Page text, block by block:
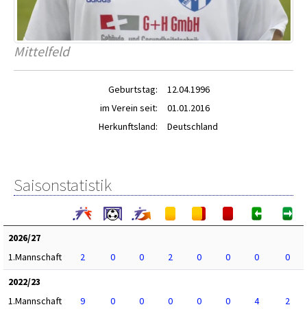
Mittelfeld
Geburtstag:
12.04.1996
im Verein seit:
01.01.2016
Herkunftsland:
Deutschland
Saisonstatistik
2026/27
1.Mannschaft
2 0 0 2 0 0 0
0
2022/23
1.Mannschaft
9 0 0 0 0 0 4
2